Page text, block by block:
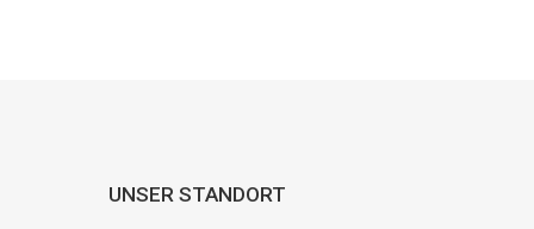
UNSER STANDORT